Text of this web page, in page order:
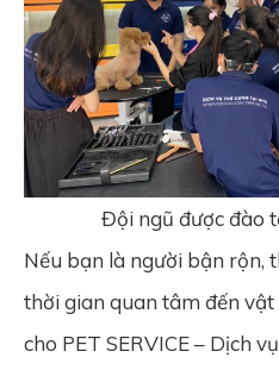
Đội ngũ được đào
Nếu bạn là người bận rộn,
thời gian quan tâm đến
cho PET SERVICE – Dịch